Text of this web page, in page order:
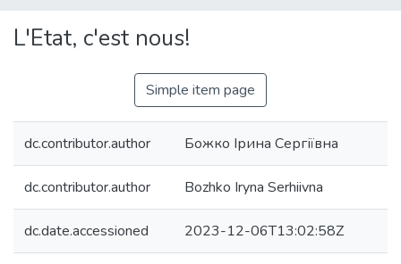
L'Etat, c'est nous!
Simple item page
dc.contributor.author Божко Ірина Сергіївна
dc.contributor.author Bozhko Iryna Serhiivna
dc.date.accessioned 2023-12-06T13:02:58Z